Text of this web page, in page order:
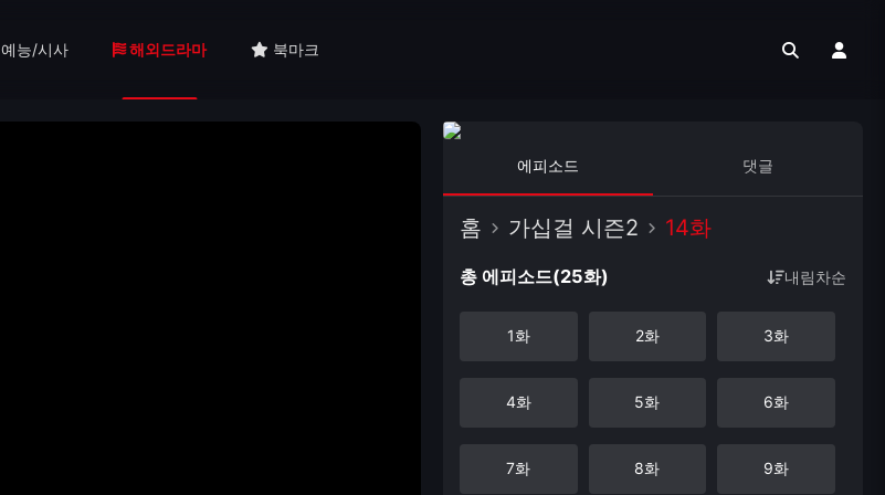
예능/시사 해외드라마 북마크
에피소드 댓글
홈 가십걸 시즌2 14화
총 에피소드(25화) 내림차순
1화 2화 3화
4화 5화 6화
7화 8화 9화